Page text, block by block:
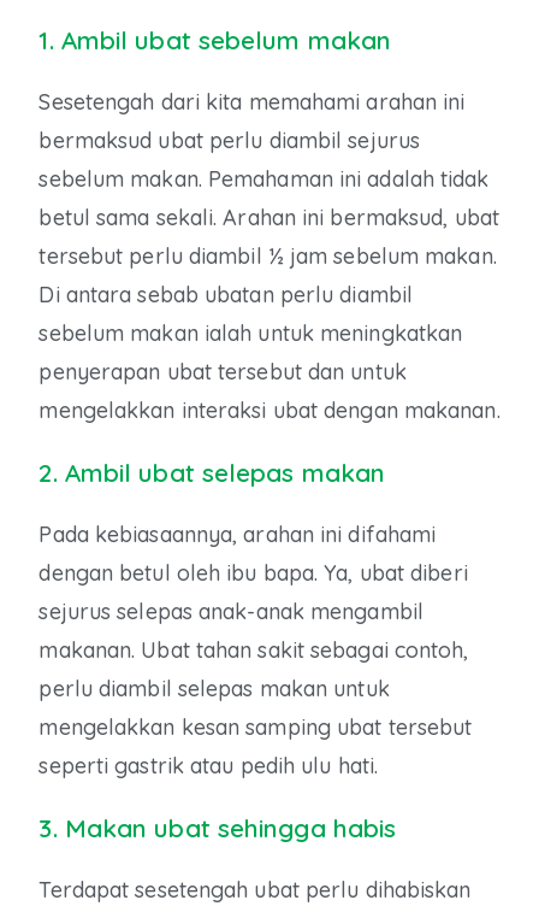
1. Ambil ubat sebelum makan
Sesetengah dari kita memahami arahan ini
bermaksud ubat perlu diambil sejurus
sebelum makan. Pemahaman ini adalah tidak
betul sama sekali. Arahan ini bermaksud, ubat
tersebut perlu diambil ½ jam sebelum makan.
Di antara sebab ubatan perlu diambil
sebelum makan ialah untuk meningkatkan
penyerapan ubat tersebut dan untuk
mengelakkan interaksi ubat dengan makanan.
2. Ambil ubat selepas makan
Pada kebiasaannya, arahan ini difahami
dengan betul oleh ibu bapa. Ya, ubat diberi
sejurus selepas anak-anak mengambil
makanan. Ubat tahan sakit sebagai contoh,
perlu diambil selepas makan untuk
mengelakkan kesan samping ubat tersebut
seperti gastrik atau pedih ulu hati.
3. Makan ubat sehingga habis
Terdapat sesetengah ubat perlu dihabiskan